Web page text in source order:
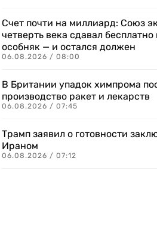
Счет почти на миллиард: Союз
четверть века сдавал
особняк — и остался должен
06.08.2026 / 08:00
В Британии упадок химпрома
производство ракет и лекарств
06.08.2026 / 07:45
Трамп заявил о готовности
Ираном
06.08.2026 / 07:12